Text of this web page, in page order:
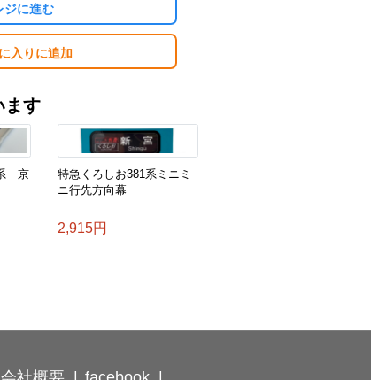
ジに進む
入りに追加
ます
京
特急くろしお381系ミニミ
ニ行先方向幕
2,915円